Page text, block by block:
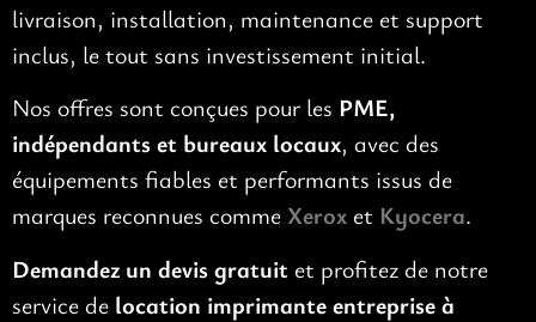
livraison, installation, maintenance et support
inclus, le tout sans investissement initial.
Nos offres sont conçues pour les PME,
indépendants et bureaux locaux, avec des
équipements fiables et performants issus de
marques reconnues comme Xerox et Kyocera.
Demandez un devis gratuit et profitez de notre
service de location imprimante entreprise à